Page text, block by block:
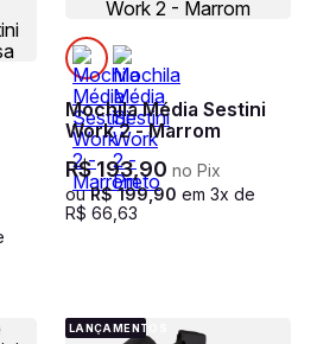
Mochila Média Sestini
Work 2 - Marrom
R$ 193,90 no Pix
ouR$ 199,90 em 3x de
R$ 66 63
LANÇAMENTOS